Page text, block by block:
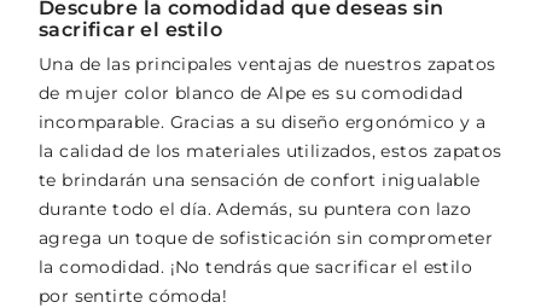
Descubre la comodidad que deseas sin
sacrificar el estilo
Una de las principales ventajas de nuestros zapatos
de mujer color blanco de Alpe es su comodidad
incomparable. Gracias a su diseño ergonómico y a
la calidad de los materiales utilizados, estos zapatos
te brindarán una sensación de confort inigualable
durante todo el día. Además, su puntera con lazo
agrega un toque de sofisticación sin comprometer
la comodidad. ¡No tendrás que sacrificar el estilo
por sentirte cómoda!